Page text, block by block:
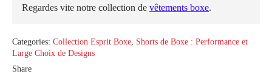
Regardes vite notre collection de vêtements boxe.
Categories: Collection Esprit Boxe Shorts de Boxe : Performance et
Large Choix de Designs
Share